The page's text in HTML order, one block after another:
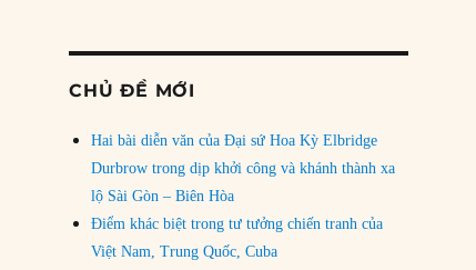
CHỦ ĐỀ MỚI
Hai bài diễn văn của Đại sứ Hoa Kỳ Elbridge
Durbrow trong dịp khởi công và khánh thành xa
lộ Sài Gòn – Biên Hòa
Điểm khác biệt trong tư tưởng chiến tranh của
Việt Nam, Trung Quốc, Cuba